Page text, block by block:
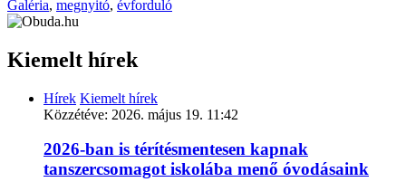
Galéria, megnyitó, évforduló
Kiemelt hírek
Hírek Kiemelt hírek
Közzétéve: 2026. május 19. 11:42
2026-ban is térítésmentesen kapnak
tanszercsomagot iskolába menő óvodásaink